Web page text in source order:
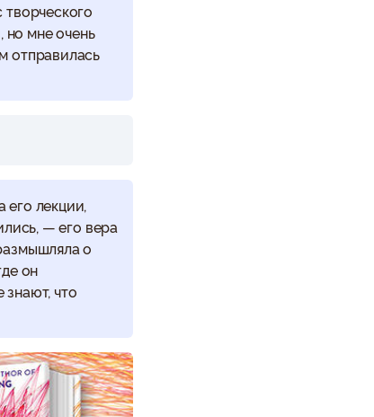
мне очень
отправилась
его лекции,
— его вера
о
он
что